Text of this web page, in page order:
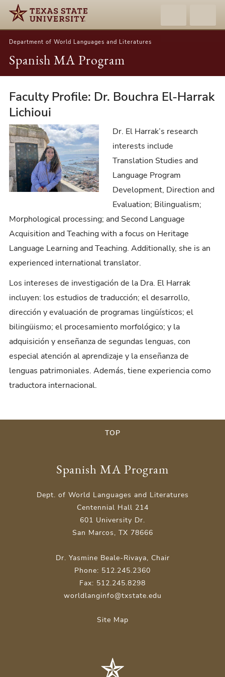
Department of World Languages and Literatures
Spanish MA Program
Faculty
Profile:
Dr.
Bouchra
El-
Harrak
Lichioui
Faculty Profile: Dr. Bouchra El-Harrak
Lichioui
Dr. El Harrak’s research
interests include
Translation Studies and
Language Program
Development, Direction and
Evaluation; Bilingualism;
Morphological processing; and Second Language
Acquisition and Teaching with a focus on Heritage
Language Learning and Teaching. Additionally, she is an
experienced international translator.
Los intereses de investigación de la Dra. El Harrak
incluyen: los estudios de traducción; el desarrollo,
dirección y evaluación de programas lingüísticos; el
bilingüismo; el procesamiento morfológico; y la
adquisición y enseñanza de segundas lenguas, con
especial atención al aprendizaje y la enseñanza de
lenguas patrimoniales. Además, tiene experiencia como
traductora internacional.
TOP
Spanish MA Program
Dept. of World Languages and Literatures
Centennial Hall 214
601 University Dr.
San Marcos, TX 78666
Dr. Yasmine Beale-Rivaya, Chair
Phone: 512.245.2360
Fax: 512.245.8298
worldlanginfo@txstate.edu
Site Map